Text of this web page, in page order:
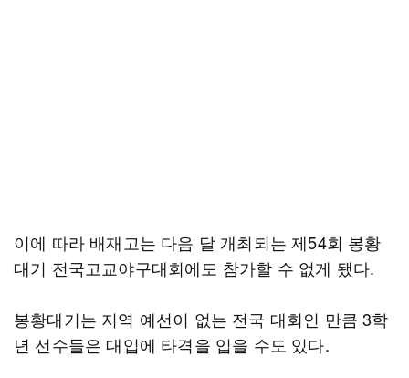
이에 따라 배재고는 다음 달 개최되는 제54회 봉황
대기 전국고교야구대회에도 참가할 수 없게 됐다.
봉황대기는 지역 예선이 없는 전국 대회인 만큼 3학
년 선수들은 대입에 타격을 입을 수도 있다.